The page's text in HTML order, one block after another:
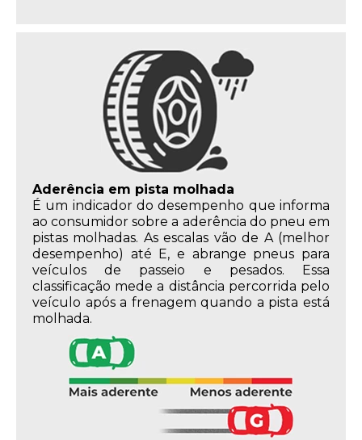
Aderência em pista molhada
É um indicador do desempenho que informa
ao consumidor sobre a aderência do pneu em
pistas molhadas. As escalas vão de A (melhor
desempenho) até E, e abrange pneus para
veículos de passeio e pesados. Essa
classificação mede a distância percorrida pelo
veículo após a frenagem quando a pista está
molhada.